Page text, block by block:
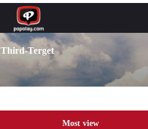
Third-Terget
Most view